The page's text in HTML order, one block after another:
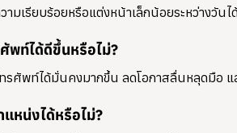
ามเรียบร้อยหรือแต่งหน้าเล็กน้อยระหว่างวันไ
พท์ได้ดีขึ้นหรือไม่?
รศัพท์ได้มั่นคงมากขึ้น ลดโอกาสลื่นหลุดมือ แ
หน่งได้หรือไม่?